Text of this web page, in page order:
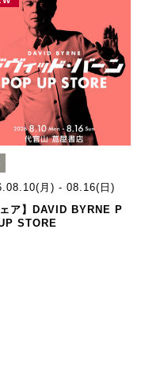
月) - 08.16(日)
ェア】DAVID BYRNE P
STORE